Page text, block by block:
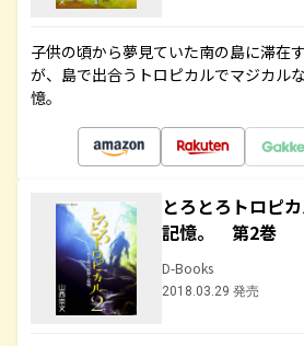
子供の頃から夢見ていた南の島に滞在
が、島で出合うトロピカルでマジカル
憶。
とろとろトロピ
記憶。 第2巻
D-Books
2018.03.29 発売